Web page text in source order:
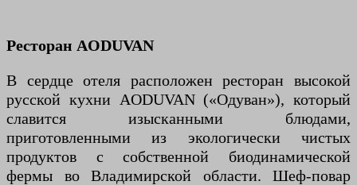
Ресторан AODUVAN
В сердце отеля расположен ресторан высокой
русской кухни AODUVAN («Одуван»), который
славится изысканными блюдами,
приготовленными из экологически чистых
продуктов с собственной биодинамической
фермы во Владимирской области. Шеф-повар